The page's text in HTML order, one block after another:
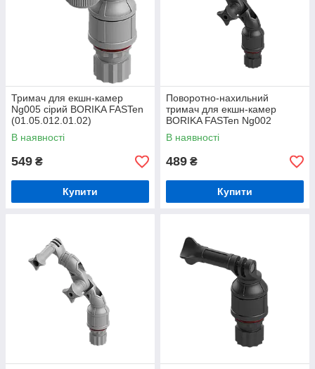
Тримач для екшн-камер
Ng005 сірий BORIKA FASTen
(01.05.012.01.02)
В наявності
549 ₴
Купити
Поворотно-нахильний
тримач для екшн-камер
BORIKA FASTen Ng002
чорний (01.05.002.02.01)
В наявності
489 ₴
Купити